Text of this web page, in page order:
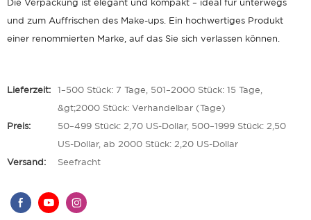
Die Verpackung ist elegant und kompakt – ideal für unterwegs
und zum Auffrischen des Make-ups. Ein hochwertiges Produkt
einer renommierten Marke, auf das Sie sich verlassen können.
Lieferzeit: 1–500 Stück: 7 Tage, 501–2000 Stück: 15 Tage,
&gt;2000 Stück: Verhandelbar (Tage)
Preis: 50–499 Stück: 2,70 US-Dollar, 500–1999 Stück: 2,50
US-Dollar, ab 2000 Stück: 2,20 US-Dollar
Versand: Seefracht